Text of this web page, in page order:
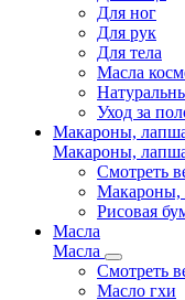
Для ног
Для рук
Для тела
Масла
Уход за
Макароны,
Макароны,
Смотреть
Макароны,
Рисовая
Масла
Масла
Смотреть
Масло гхи